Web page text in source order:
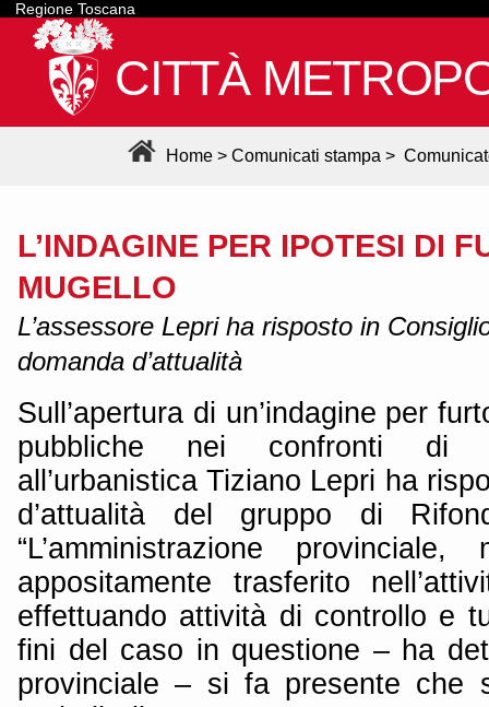
Regione Toscana
CITTÀ
Home > Comunicati stampa >
L’INDAGINE PER IPOTESI DI
MUGELLO
L’assessore Lepri ha risposto in
domanda d’attualità
Sull’apertura di un’indagine per
pubbliche nei confronti di
all’urbanistica Tiziano Lepri ha
d’attualità del gruppo di
“L’amministrazione provinciale,
appositamente trasferito
effettuando attività di controllo e
fini del caso in questione – ha
provinciale – si fa presente che